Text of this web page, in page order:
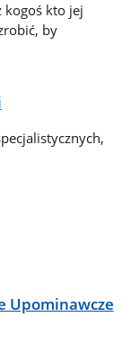
kogoś kto jej
by
Upominawcze